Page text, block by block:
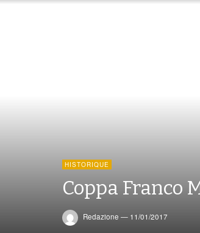
HISTORIQUE
Coppa Franco
Redazione — 11/01/2017